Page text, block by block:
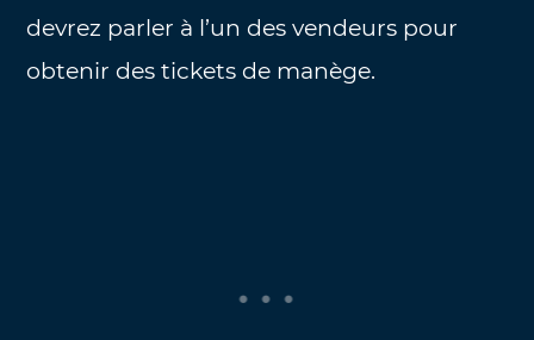
devrez parler à l’un des vendeurs pour
obtenir des tickets de manège.